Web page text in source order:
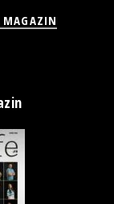
MAGAZIN